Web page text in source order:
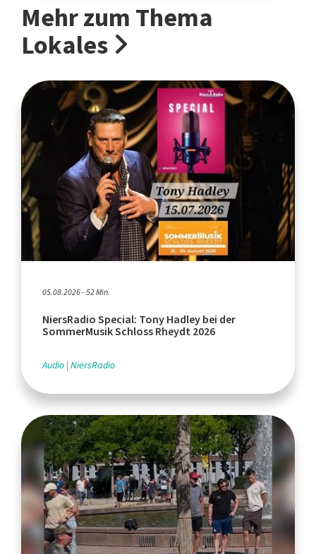
Mehr zum Thema
Lokales
05.08.2026 - 52 Min.
NiersRadio Special: Tony Hadley bei der
SommerMusik Schloss Rheydt 2026
Audio NiersRadio